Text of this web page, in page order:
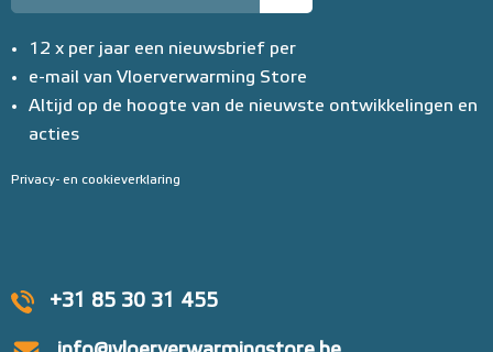
+31 85 30 31 455
12 x per jaar een nieuwsbrief per
e-mail van Vloerverwarming Store
Altijd op de hoogte van de nieuwste ontwikkelingen en
acties
Privacy- en cookieverklaring